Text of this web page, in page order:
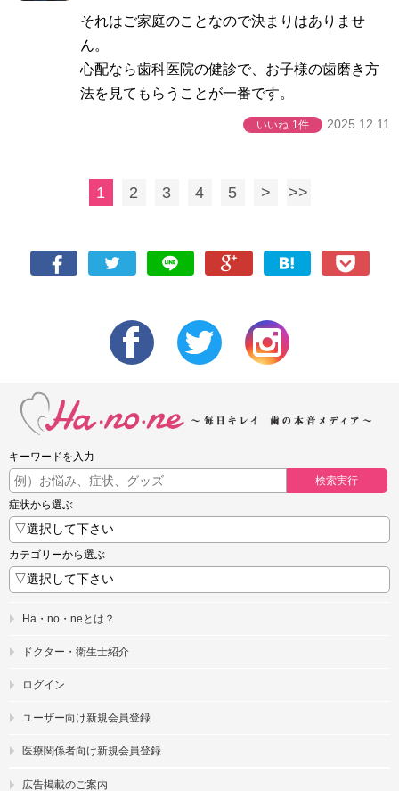
それはご家庭のことなので決まりはありませ
ん。
心配なら歯科医院の健診で、お子様の歯磨き方
法を見てもらうことが一番です。
いいね 1件 2025.12.11
1 2 3 4 5 > >>
キーワードを入力
検索実行
症状から選ぶ
カテゴリーから選ぶ
Ha・no・neとは？
ドクター・衛生士紹介
ログイン
ユーザー向け新規会員登録
医療関係者向け新規会員登録
広告掲載のご案内